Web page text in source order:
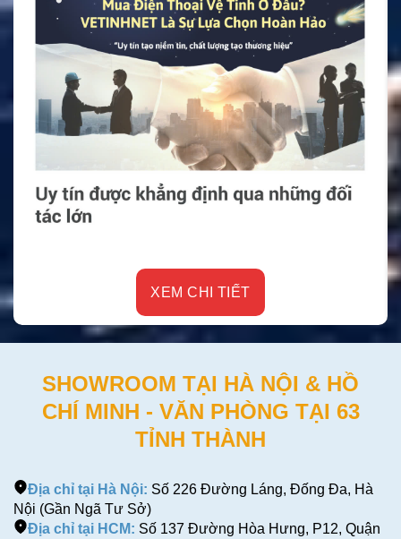
XEM CHI TIẾT
SHOWROOM TẠI HÀ NỘI & HỒ
CHÍ MINH - VĂN PHÒNG TẠI 63
TỈNH THÀNH
Địa chỉ tại Hà Nội: Số 226 Đường Láng, Đống Đa, Hà
Nội (Gần Ngã Tư Sở)
Địa chỉ tại HCM: Số 137 Đường Hòa Hưng, P12, Quận